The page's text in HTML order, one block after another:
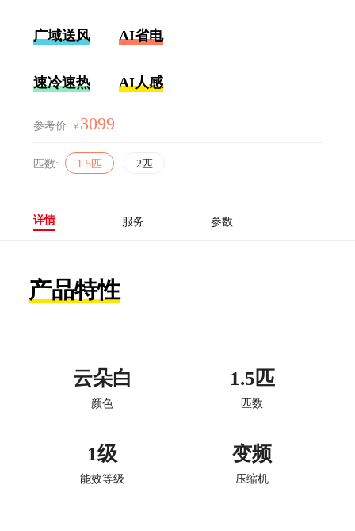
广域送风 AI省电
速冷速热 AI人感
参考价 ￥ 3099
匹数: 1.5匹 2匹
详情 服务 参数
产品特性
云朵白
颜色
1.5匹
匹数
1级
能效等级
变频
压缩机